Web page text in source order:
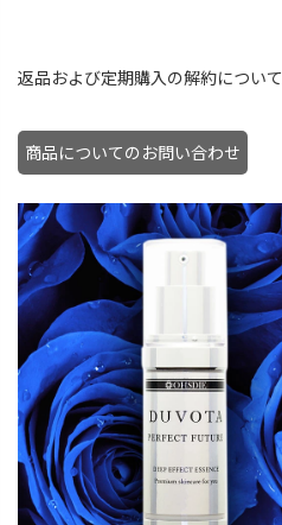
返品および定期購入の解約について
商品についてのお問い合わせ